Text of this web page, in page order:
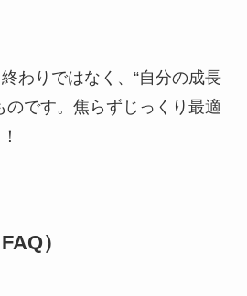
わりではなく、“自分の成長
のです。焦らずじっくり最適
）